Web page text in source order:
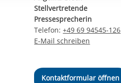
zur Bereitstellung
Cookies setzen wir
Stellvertretende
Pressesprecherin
Telefon:+49 69 94545-126
E-Mail schreiben
Kontaktformular öffnen